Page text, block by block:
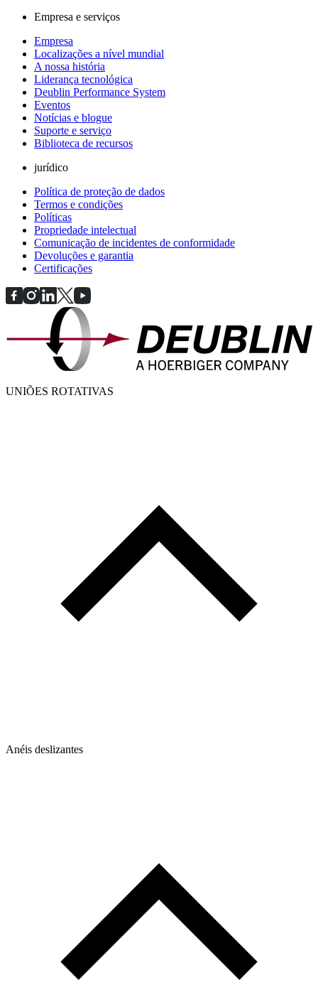
Empresa e serviços
Empresa
Localizações a nível mundial
A nossa história
Liderança tecnológica
Deublin Performance System
Eventos
Notícias e blogue
Suporte e serviço
Biblioteca de recursos
jurídico
Política de proteção de dados
Termos e condições
Políticas
Propriedade intelectual
Comunicação de incidentes de conformidade
Devoluções e garantia
Certificações
UNIÕES ROTATIVAS
Anéis deslizantes